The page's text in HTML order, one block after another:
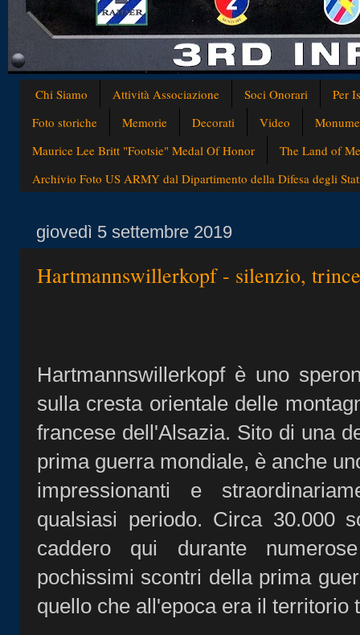
Chi Siamo Attività Associazione Soci Onorari
Per
Foto storiche
Memorie Decorati Video
Maurice Lee Britt "Footsie" Medal Of Honor
The Land of
Archivio Foto US ARMY dal Dipartimento della Difesa degli
giovedì 5 settembre 2019
Hartmannswillerkopf - silenzio,
Hartmannswillerkopf è uno
sulla cresta orientale delle
francese dell'Alsazia. Sito di una
prima guerra mondiale, è anche
impressionanti e
qualsiasi periodo. Circa 30.000
caddero qui durante
pochissimi scontri della prima
quello che all'epoca era il territorio